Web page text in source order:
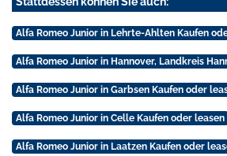
Alfa Romeo Junior in Lehrte-Ahlten Kaufen
Alfa Romeo Junior in Hannover, Landkreis
Alfa Romeo Junior in Garbsen Kaufen oder
Alfa Romeo Junior in Celle Kaufen oder leasen
Alfa Romeo Junior in Laatzen Kaufen oder